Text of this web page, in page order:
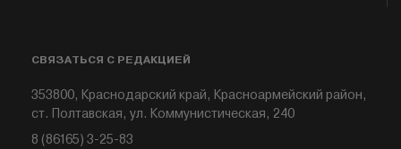
СВЯЗАТЬСЯ С РЕДАКЦИЕЙ
353800, Краснодарский край, Красноармейский район,
ст. Полтавская, ул. Коммунистическая, 240
8 (86165) 3-25-83